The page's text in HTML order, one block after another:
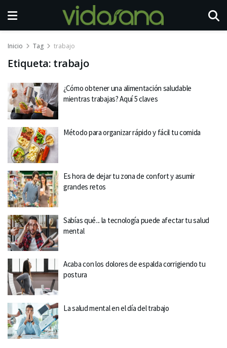
Inicio Tag trabajo
Etiqueta: trabajo
¿Cómo obtener una alimentación saludable
mientras trabajas? Aquí 5 claves
Método para organizar rápido y fácil tu comida
Es hora de dejar tu zona de confort y asumir
grandes retos
Sabías qué... la tecnología puede afectar tu salud
mental
Acaba con los dolores de espalda corrigiendo tu
postura
La salud mental en el día del trabajo